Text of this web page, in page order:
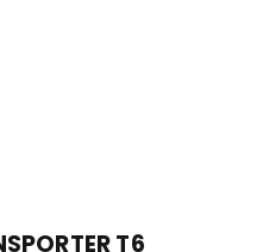
T6